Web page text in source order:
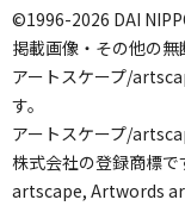
©1996-2026 DAI
掲載画像・その他の無
アートスケープ/
す。
アートスケープ/
株式会社の登録商標で
artscape, Artwords